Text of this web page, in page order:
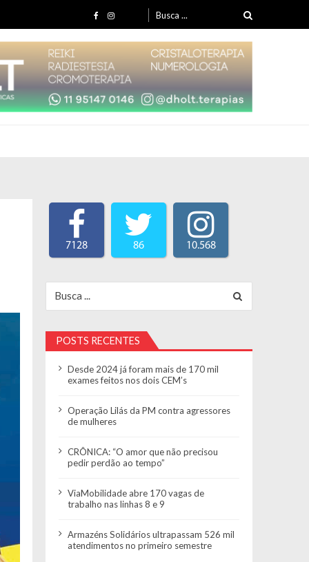
Search for:
7128 86 10.568
POSTS RECENTES
Desde 2024 já foram mais de 170 mil
exames feitos nos dois CEM’s
Operação Lilás da PM contra agressores
de mulheres
CRÔNICA: “O amor que não precisou
pedir perdão ao tempo”
ViaMobilidade abre 170 vagas de
trabalho nas linhas 8 e 9
Armazéns Solidários ultrapassam 526 mil
atendimentos no primeiro semestre